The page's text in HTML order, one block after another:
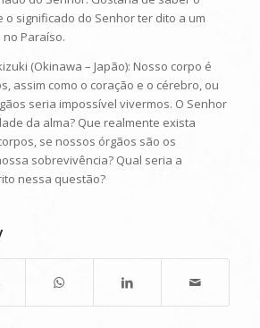
o significado do Senhor ter dito a um
Paraíso.
(Okinawa – Japão): Nosso corpo é
assim como o coração e o cérebro, ou
seria impossível vivermos. O Senhor
da alma? Que realmente exista
se nossos órgãos são os
sobrevivência? Qual seria a
nessa questão?